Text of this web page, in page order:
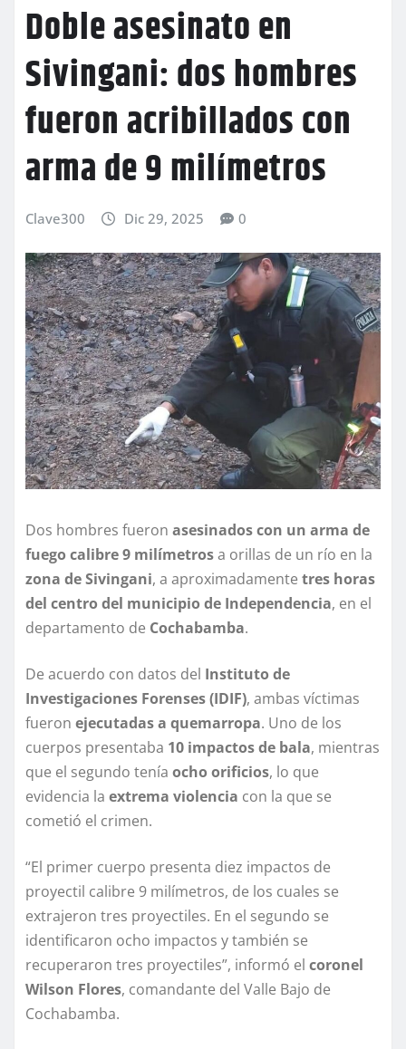
Doble asesinato en
Sivingani: dos hombres
fueron acribillados con
arma de 9 milímetros
Clave300 Dic 29, 2025 0
Dos hombres fueron asesinados con un arma de
fuego calibre 9 milímetrosa orillas de un río en la
zona de Sivingani, a aproximadamente tres horas
del centro del municipio de Independencia, en el
departamento de Cochabamba.
De acuerdo con datos del Instituto de
Investigaciones Forenses (IDIF), ambas víctimas
fueron ejecutadas a quemarropa. Uno de los
cuerpos presentaba 10 impactos de bala, mientras
que el segundo tenía ocho orificios, lo que
evidencia la extrema violencia con la que se
cometió el crimen.
“El primer cuerpo presenta diez impactos de
proyectil calibre 9 milímetros, de los cuales se
extrajeron tres proyectiles. En el segundo se
identificaron ocho impactos y también se
recuperaron tres proyectiles”, informó el coronel
Wilson Flores, comandante del Valle Bajo de
Cochabamba.